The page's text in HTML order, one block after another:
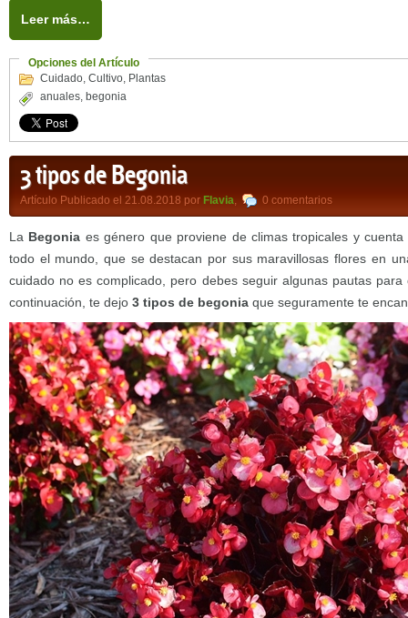
Leer más…
Opciones del Artículo
Cuidado, Cultivo, Plantas
anuales, begonia
3 tipos de Begonia
Artículo Publicado el 21.08.2018 por Flavia, 0 comentarios
La Begonia es género que proviene de climas tropicales y
todo el mundo, que se destacan por sus maravillosas flores en
cuidado no es complicado, pero debes seguir algunas pautas
continuación, te dejo 3 tipos de begonia que seguramente te